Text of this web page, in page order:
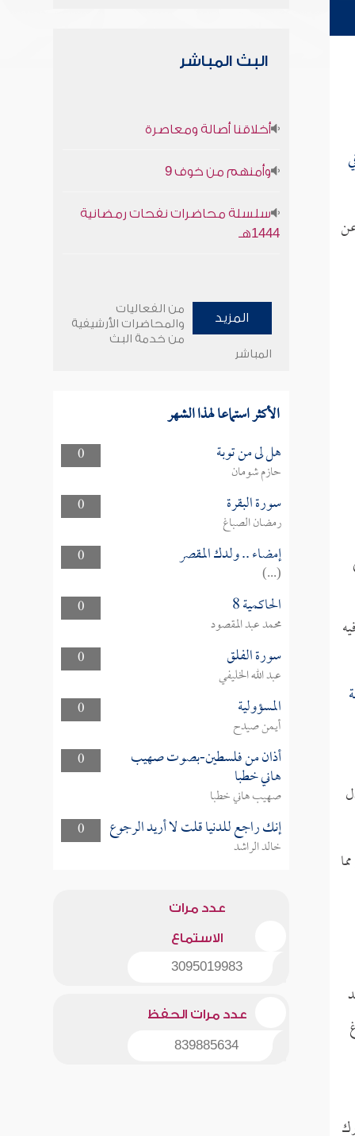
البث المباشر
أخلاقنا أصالة ومعاصرة
وأمنهم من خوف 9
سلسلة محاضرات نفحات رمضانية
1444هـ
المزيد
من الفعاليات
والمحاضرات الأرشيفية
من خدمة البث
المباشر
الأكثر استماعا لهذا الشهر
0 هل لى من توبة
حازم شومان
0
سورة البقرة
رمضان الصباغ
0
إمضاء .. ولدك المقصر
(...)
0
الحاكمية 8
محمد عبد المقصود
0
سورة الفلق
عبد الله الخليفي
0
المسؤولية
أيمن صيدح
0
أذان من فلسطين-بصوت صهيب
هاني خطبا
صهيب هاني خطبا
0
إنك راجع للدنيا قلت لا أريد الرجوع
خالد الراشد
عدد مرات
الاستماع
3095019983
عدد مرات الحفظ
839885634